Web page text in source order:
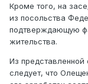
Кроме того, на
из посольства
подтверждающую
жительства.
Из представленной
следует, что